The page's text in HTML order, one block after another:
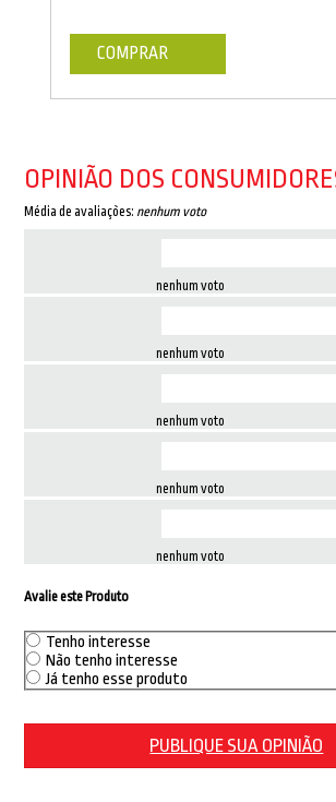
COMPRAR
OPINIÃO DOS
Média de avaliações: nenhum voto
nenhum voto
nenhum voto
nenhum voto
nenhum voto
nenhum voto
Avalie este Produto
Tenho interesse
Não tenho interesse
Já tenho esse produto
PUBLIQUE SUA OPINIÃO